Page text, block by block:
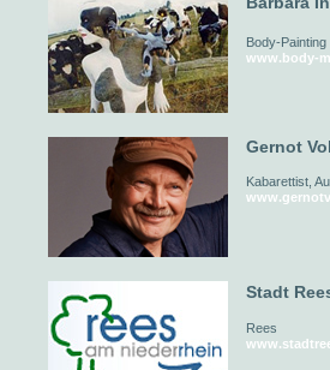
Body-Painting
www.body-
Gernot
Kabarettist,
Stadt
Rees